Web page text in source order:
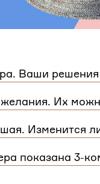
Ваши
Их
детали. Вы
Изменится
купить
показана 3-